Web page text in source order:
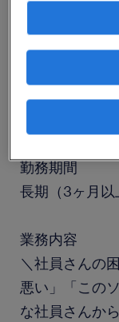
job details
職種
ヘルプデスク
勤務期間
長期（3ヶ月以
業務内容
＼社員さんの
悪い」「この
な社員さんか